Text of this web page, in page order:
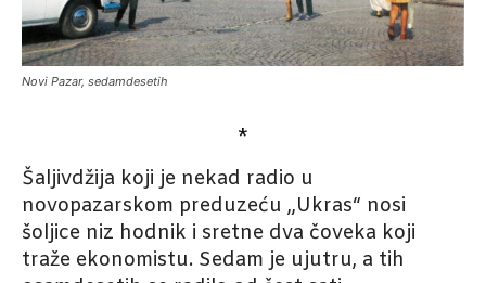
Novi Pazar, sedamdesetih
*
Šaljivdžija koji je nekad radio u
novopazarskom preduzeću „Ukras“ nosi
šoljice niz hodnik i sretne dva čoveka koji
traže ekonomistu. Sedam je ujutru, a tih